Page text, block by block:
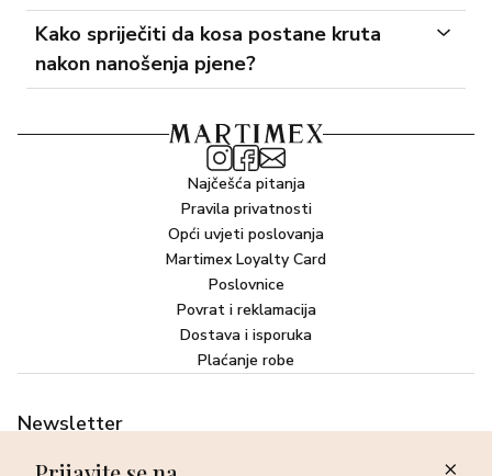
Kako spriječiti da kosa postane kruta
nakon nanošenja pjene?
Najčešća pitanja
Pravila privatnosti
Opći uvjeti poslovanja
Martimex Loyalty Card
Poslovnice
Povrat i reklamacija
Dostava i isporuka
Plaćanje robe
Newsletter
sve o najnovijim proizvodima, akcijskim i ekskluzivnim